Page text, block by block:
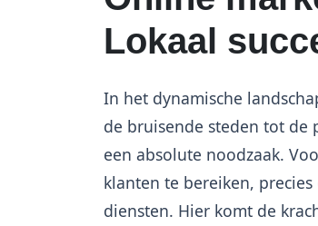
Lokaal
In het dynamische
de bruisende steden tot de
een absolute noodzaak.
klanten te bereiken,
diensten. Hier komt de